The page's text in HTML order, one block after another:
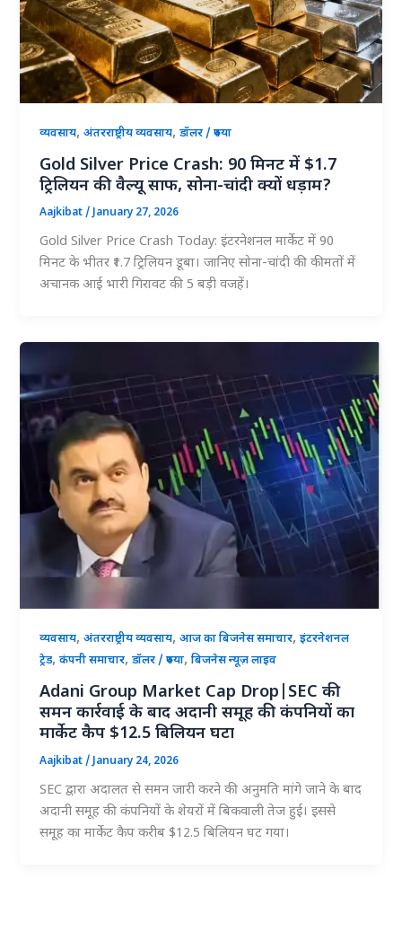
व्यवसाय,अंतरराष्ट्रीय व्यवसाय,डॉलर / रुपया
Gold Silver Price Crash: 90 मिनट में $1.7
ट्रिलियन की वैल्यू साफ, सोना-चांदी क्यों धड़ाम?
Aajkibat/January 27, 2026
Gold Silver Price Crash Today: इंटरनेशनल मार्केट में 90
मिनट के भीतर ₹1.7 ट्रिलियन डूबा। जानिए सोना-चांदी की कीमतों में
अचानक आई भारी गिरावट की 5 बड़ी वजहें।
व्यवसाय,अंतरराष्ट्रीय व्यवसाय,आज का बिजनेस समाचार,इंटरनेशनल
ट्रेड,कंपनी समाचार,डॉलर / रुपया,बिजनेस न्यूज़ लाइव
Adani Group Market Cap Drop|SEC की
समन कार्रवाई के बाद अदानी समूह की कंपनियों का
मार्केट कैप $12.5 बिलियन घटा
Aajkibat/January 24, 2026
SEC द्वारा अदालत से समन जारी करने की अनुमति मांगे जाने के बाद
अदानी समूह की कंपनियों के शेयरों में बिकवाली तेज हुई। इससे
समूह का मार्केट कैप करीब $12.5 बिलियन घट गया।